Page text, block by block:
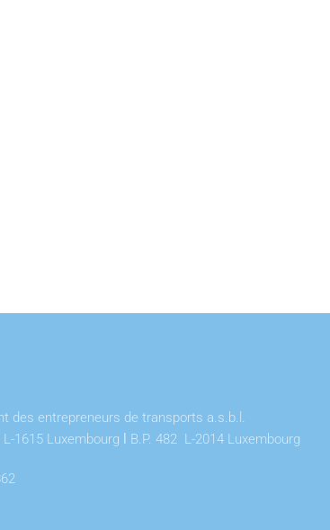
des entrepreneurs de transports a.s.b.l.
1615 Luxembourg
B.P. 482 L-2014 Luxembourg